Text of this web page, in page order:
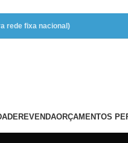
rede fixa nacional)
REVENDAORÇAMENTOS